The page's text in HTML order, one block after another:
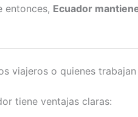
entonces, Ecuador
viajeros o quienes
tiene ventajas claras: